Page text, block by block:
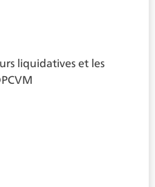
liquidatives et les